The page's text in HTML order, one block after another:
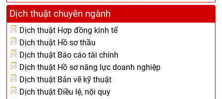
Dịch thuật chuyên ngành
Dịch thuật Hợp đồng kinh tế
Dịch thuật Hồ sơ thầu
Dịch thuật Báo cáo tài chính
Dịch thuật Hồ sơ năng lực doanh nghiệp
Dịch thuật Bản vẽ kỹ thuật
Dịch thuật Điều lệ, nội quy